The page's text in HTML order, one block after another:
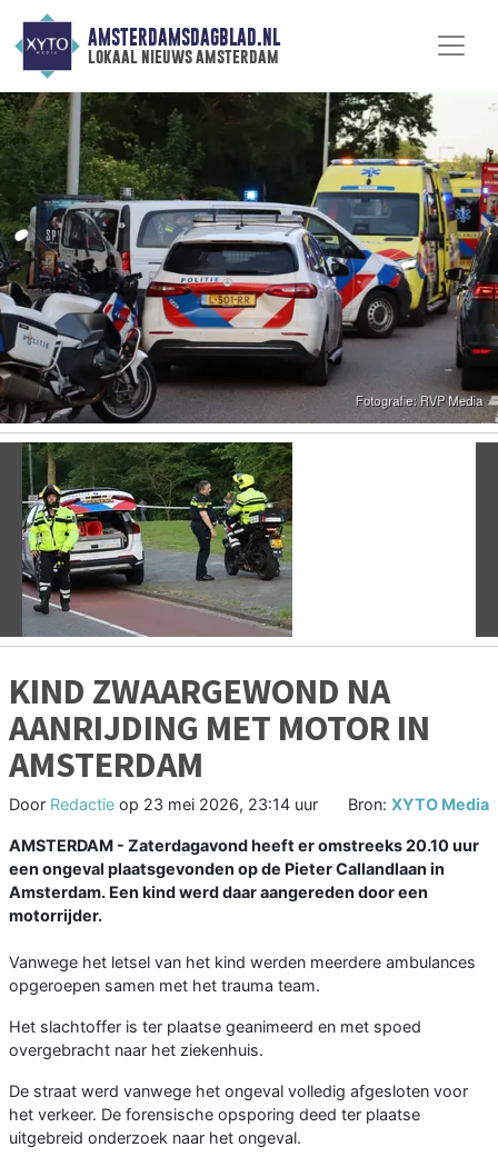
AMSTERDAMSDAGBLAD.NL
lokaal nieuws amsterdam
Vorige
KIND ZWAARGEWOND NA
AANRIJDING MET MOTOR IN
AMSTERDAM
Door Redactie op 23 mei 2026, 23:14 uur Bron: XYTO Media
AMSTERDAM - Zaterdagavond heeft er omstreeks 20.10 uur
een ongeval plaatsgevonden op de Pieter Callandlaan in
Amsterdam. Een kind werd daar aangereden door een
motorrijder.
Vanwege het letsel van het kind werden meerdere ambulances
opgeroepen samen met het trauma team.
Het slachtoffer is ter plaatse geanimeerd en met spoed
overgebracht naar het ziekenhuis.
De straat werd vanwege het ongeval volledig afgesloten voor
het verkeer. De forensische opsporing deed ter plaatse
uitgebreid onderzoek naar het ongeval.